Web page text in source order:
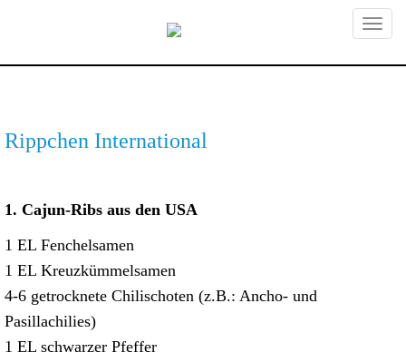
Foodtexte,
Foodvideo und
Foodanimation,
München – foodundtext
Verkaufszahlen ankurbeln. Professionelle
Rezeptentwicklung und Foodstyling mit
Primary
Rippchen International
1. Cajun-Ribs aus den USA
1 EL Fenchelsamen
1 EL Kreuzkümmelsamen
4-6 getrocknete Chilischoten (z.B.: Ancho- und
Pasillachilies)
1 EL schwarzer Pfeffer